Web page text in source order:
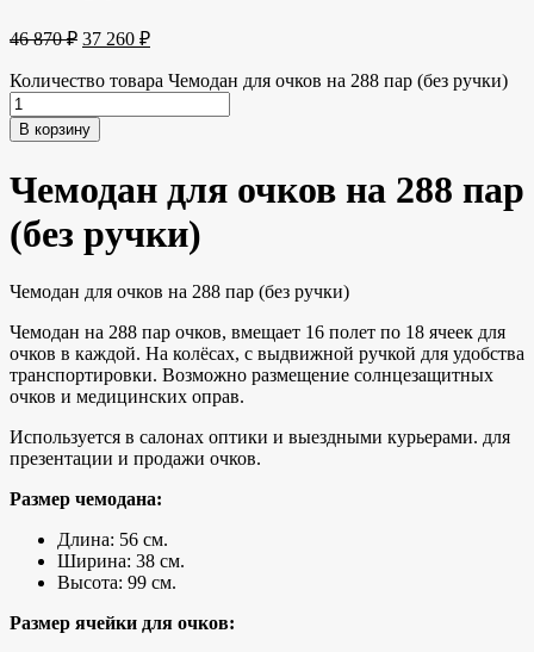
46 870₽ 37 260 ₽
Количество товара Чемодан для очков на 288 пар (без ручки)
В корзину
Чемодан для очков на 288 пар
(без ручки)
Чемодан для очков на 288 пар (без ручки)
Чемодан на 288 пар очков, вмещает 16 полет по 18 ячеек для
очков в каждой. На колёсах, с выдвижной ручкой для удобства
транспортировки. Возможно размещение солнцезащитных
очков и медицинских оправ.
Используется в салонах оптики и выездными курьерами. для
презентации и продажи очков.
Размер чемодана:
Длина: 56 см.
Ширина: 38 см.
Высота: 99 см.
Размер ячейки для очков: